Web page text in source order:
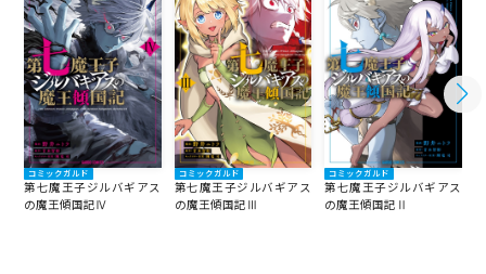
コミックガルド
第七魔王子ジルバギアス
の魔王傾国記Ⅳ
コミックガルド
第七魔王子ジルバギアス
の魔王傾国記Ⅲ
コミックガルド
第七魔王子ジルバギアス
の魔王傾国記Ⅱ